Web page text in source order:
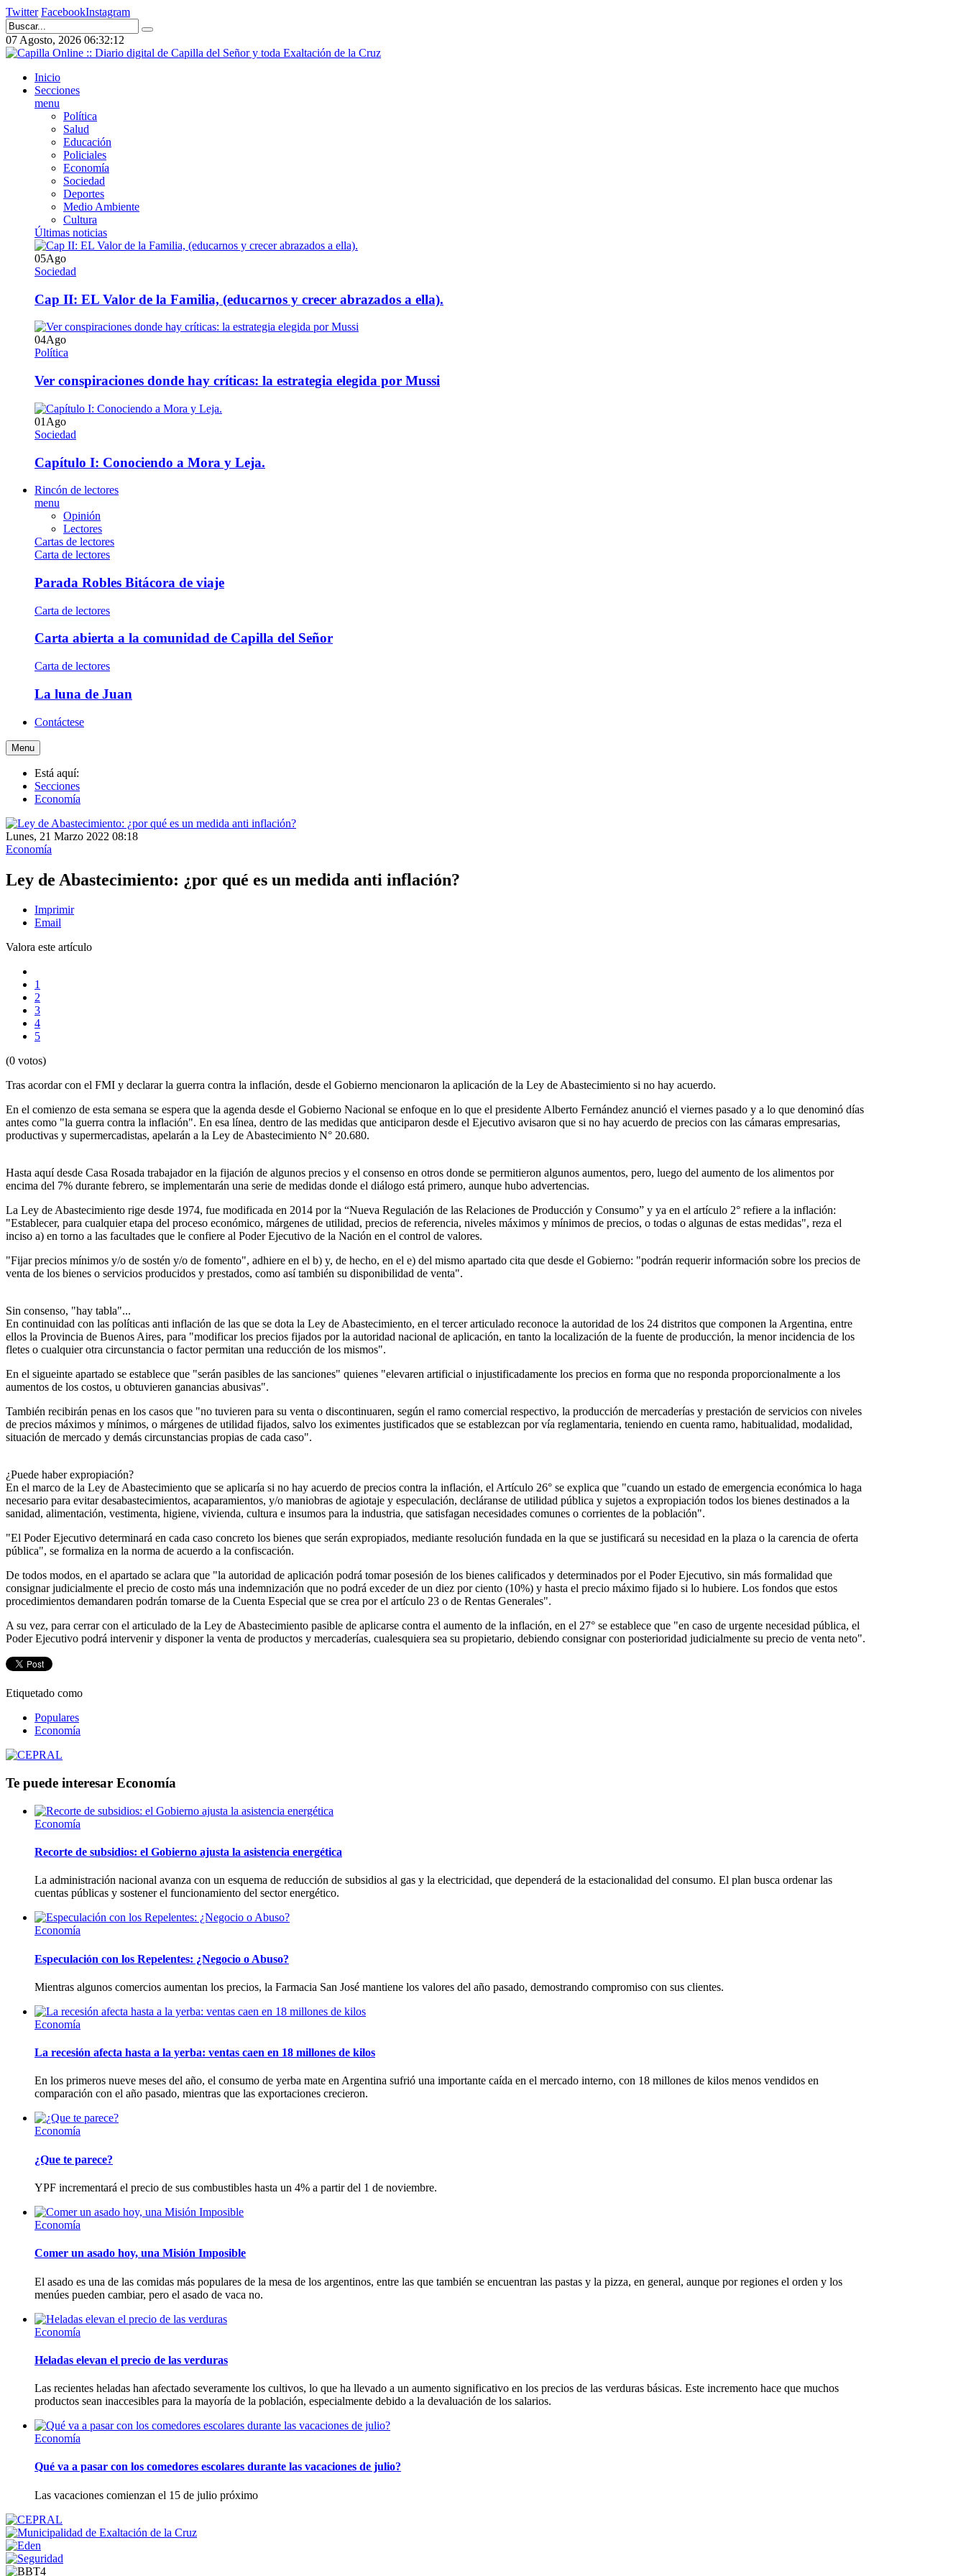
Twitter FacebookInstagram
07 Agosto, 2026 06:32:13
Inicio
Secciones
menu
Política
Salud
Educación
Policiales
Economía
Sociedad
Deportes
Medio Ambiente
Cultura
Últimas noticias
05Ago
Sociedad
Cap II: EL Valor de la Familia, (educarnos y crecer abrazados a ella).
04Ago
Política
Ver conspiraciones donde hay críticas: la estrategia elegida por Mussi
01 Ago
Sociedad
Capítulo I: Conociendo a Mora y Leja.
Rincón de lectores
menu
Opinión
Lectores
Cartas de lectores
Carta de lectores
Parada Robles Bitácora de viaje
Carta de lectores
Carta abierta a la comunidad de Capilla del Señor
Carta de lectores
La luna de Juan
Contáctese
Menu
Está aquí:
Secciones
Economía
Lunes, 21 Marzo 2022 08:18
Economía
Ley de Abastecimiento: ¿por qué es un medida anti inflación?
Imprimir
Email
Valora este artículo
1
2
3
4
5
(0 votos)
Tras acordar con el FMI y declarar la guerra contra la inflación, desde el Gobierno mencionaron la aplicación de la Ley de Abastecimiento si no hay acuerdo.
En el comienzo de esta semana se espera que la agenda desde el Gobierno Nacional se enfoque en lo que el presidente Alberto Fernández anunció el viernes pasado y a lo que denominó días
antes como "la guerra contra la inflación". En esa línea, dentro de las medidas que anticiparon desde el Ejecutivo avisaron que si no hay acuerdo de precios con las cámaras empresarias,
productivas y supermercadistas, apelarán a la Ley de Abastecimiento N° 20.680.
Hasta aquí desde Casa Rosada trabajador en la fijación de algunos precios y el consenso en otros donde se permitieron algunos aumentos, pero, luego del aumento de los alimentos por
encima del 7% durante febrero, se implementarán una serie de medidas donde el diálogo está primero, aunque hubo advertencias.
La Ley de Abastecimiento rige desde 1974, fue modificada en 2014 por la “Nueva Regulación de las Relaciones de Producción y Consumo” y ya en el artículo 2° refiere a la inflación:
"Establecer, para cualquier etapa del proceso económico, márgenes de utilidad, precios de referencia, niveles máximos y mínimos de precios, o todas o algunas de estas medidas", reza el
inciso a) en torno a las facultades que le confiere al Poder Ejecutivo de la Nación en el control de valores.
"Fijar precios mínimos y/o de sostén y/o de fomento", adhiere en el b) y, de hecho, en el e) del mismo apartado cita que desde el Gobierno: "podrán requerir información sobre los precios de
venta de los bienes o servicios producidos y prestados, como así también su disponibilidad de venta".
Sin consenso, "hay tabla"...
En continuidad con las políticas anti inflación de las que se dota la Ley de Abastecimiento, en el tercer articulado reconoce la autoridad de los 24 distritos que componen la Argentina, entre
ellos la Provincia de Buenos Aires, para "modificar los precios fijados por la autoridad nacional de aplicación, en tanto la localización de la fuente de producción, la menor incidencia de los
fletes o cualquier otra circunstancia o factor permitan una reducción de los mismos".
En el sigueinte apartado se establece que "serán pasibles de las sanciones" quienes "elevaren artificial o injustificadamente los precios en forma que no responda proporcionalmente a los
aumentos de los costos, u obtuvieren ganancias abusivas".
También recibirán penas en los casos que "no tuvieren para su venta o discontinuaren, según el ramo comercial respectivo, la producción de mercaderías y prestación de servicios con niveles
de precios máximos y mínimos, o márgenes de utilidad fijados, salvo los eximentes justificados que se establezcan por vía reglamentaria, teniendo en cuenta ramo, habitualidad, modalidad,
situación de mercado y demás circunstancias propias de cada caso".
¿Puede haber expropiación?
En el marco de la Ley de Abastecimiento que se aplicaría si no hay acuerdo de precios contra la inflación, el Artículo 26° se explica que "cuando un estado de emergencia económica lo haga
necesario para evitar desabastecimientos, acaparamientos, y/o maniobras de agiotaje y especulación, decláranse de utilidad pública y sujetos a expropiación todos los bienes destinados a la
sanidad, alimentación, vestimenta, higiene, vivienda, cultura e insumos para la industria, que satisfagan necesidades comunes o corrientes de la población".
"El Poder Ejecutivo determinará en cada caso concreto los bienes que serán expropiados, mediante resolución fundada en la que se justificará su necesidad en la plaza o la carencia de oferta
pública", se formaliza en la norma de acuerdo a la confiscación.
De todos modos, en el apartado se aclara que "la autoridad de aplicación podrá tomar posesión de los bienes calificados y determinados por el Poder Ejecutivo, sin más formalidad que
consignar judicialmente el precio de costo más una indemnización que no podrá exceder de un diez por ciento (10%) y hasta el precio máximo fijado si lo hubiere. Los fondos que estos
procedimientos demandaren podrán tomarse de la Cuenta Especial que se crea por el artículo 23 o de Rentas Generales".
A su vez, para cerrar con el articulado de la Ley de Abastecimiento pasible de aplicarse contra el aumento de la inflación, en el 27° se establece que "en caso de urgente necesidad pública, el
Poder Ejecutivo podrá intervenir y disponer la venta de productos y mercaderías, cualesquiera sea su propietario, debiendo consignar con posterioridad judicialmente su precio de venta neto".
Etiquetado como
Populares
Economía
Te puede interesar Economía
Economía
Recorte de subsidios: el Gobierno ajusta la asistencia energética
La administración nacional avanza con un esquema de reducción de subsidios al gas y la electricidad, que dependerá de la estacionalidad del consumo. El plan busca ordenar las
cuentas públicas y sostener el funcionamiento del sector energético.
Economía
Especulación con los Repelentes: ¿Negocio o Abuso?
Mientras algunos comercios aumentan los precios, la Farmacia San José mantiene los valores del año pasado, demostrando compromiso con sus clientes.
Economía
La recesión afecta hasta a la yerba: ventas caen en 18 millones de kilos
En los primeros nueve meses del año, el consumo de yerba mate en Argentina sufrió una importante caída en el mercado interno, con 18 millones de kilos menos vendidos en
comparación con el año pasado, mientras que las exportaciones crecieron.
Economía
¿Que te parece?
YPF incrementará el precio de sus combustibles hasta un 4% a partir del 1 de noviembre.
Economía
Comer un asado hoy, una Misión Imposible
El asado es una de las comidas más populares de la mesa de los argentinos, entre las que también se encuentran las pastas y la pizza, en general, aunque por regiones el orden y los
menúes pueden cambiar, pero el asado de vaca no.
Economía
Heladas elevan el precio de las verduras
Las recientes heladas han afectado severamente los cultivos, lo que ha llevado a un aumento significativo en los precios de las verduras básicas. Este incremento hace que muchos
productos sean inaccesibles para la mayoría de la población, especialmente debido a la devaluación de los salarios.
Economía
Qué va a pasar con los comedores escolares durante las vacaciones de julio?
Las vacaciones comienzan el 15 de julio próximo